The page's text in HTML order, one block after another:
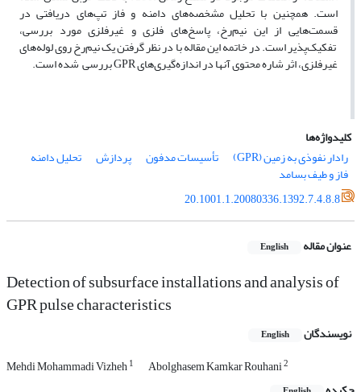
است. همچنین با تحلیل مشخصه‌های دامنه و فاز تپ‌های دریافتی در
قسمت‌هایی از این نیم‌رخ، پاسخ‌‌های فلزی و غیرفلزی مورد بررسی،
تفکیک‌پذیر است. در خاتمه این مقاله با در نظر گرفتن یک نیم‌رخ روی لوله‌های
غیرفلزی، اثر شاره محتوی آنها در اندازه‌گیری‌های GPR بررسی شده است.
کلیدواژه‌ها
رادار نفوذی به زمین (GPR)
تأسیسات مدفون پردازش تحلیل دامنه
فاز و طیف بسامد
20.1001.1.20080336.1392.7.4.8.8
عنوان مقاله English
Detection of subsurface installations and analysis of
GPR pulse characteristics
نویسندگان English
Mehdi Mohammadi Vizheh1 Abolghasem Kamkar Rouhani2